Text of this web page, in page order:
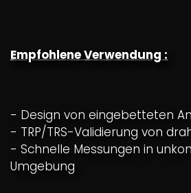
Empfohlene Verwendung :
- Design von eingebetteten
- TRP/TRS-Validierung von
- Schnelle Messungen in
Umgebung